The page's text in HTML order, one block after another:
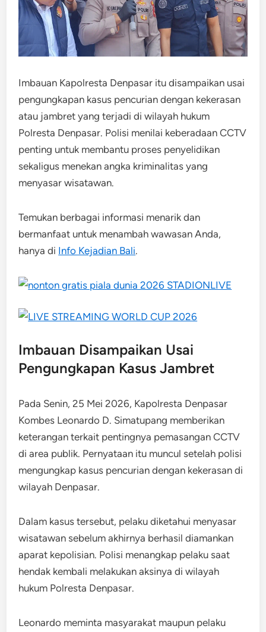
Imbauan Kapolresta Denpasar itu disampaikan usai
pengungkapan kasus pencurian dengan kekerasan
atau jambret yang terjadi di wilayah hukum
Polresta Denpasar. Polisi menilai keberadaan CCTV
penting untuk membantu proses penyelidikan
sekaligus menekan angka kriminalitas yang
menyasar wisatawan.
Temukan berbagai informasi menarik dan
bermanfaat untuk menambah wawasan Anda,
hanya di Info Kejadian Bali.
Imbauan Disampaikan Usai
Pengungkapan Kasus Jambret
Pada Senin, 25 Mei 2026, Kapolresta Denpasar
Kombes Leonardo D. Simatupang memberikan
keterangan terkait pentingnya pemasangan CCTV
di area publik. Pernyataan itu muncul setelah polisi
mengungkap kasus pencurian dengan kekerasan di
wilayah Denpasar.
Dalam kasus tersebut, pelaku diketahui menyasar
wisatawan sebelum akhirnya berhasil diamankan
aparat kepolisian. Polisi menangkap pelaku saat
hendak kembali melakukan aksinya di wilayah
hukum Polresta Denpasar.
Leonardo meminta masyarakat maupun pelaku